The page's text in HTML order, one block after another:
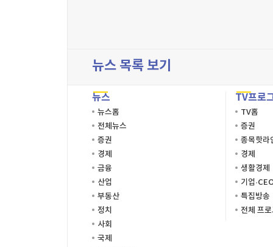
뉴스 목록 보기
뉴스
뉴스홈
전체뉴스
증권
경제
금융
산업
부동산
정치
사회
국제
TV프로
TV홈
증권
종목핫라
경제
생활경제
기업
특집방송
전체 프